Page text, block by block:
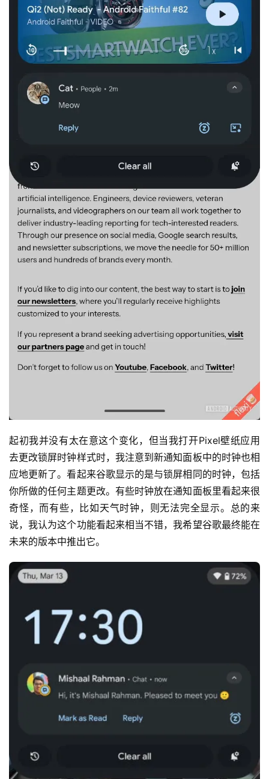
起初我并没有太在意这个变化，但当我打开Pixel壁纸应用
去更改锁屏时钟样式时，我注意到新通知面板中的时钟也相
应地更新了。看起来谷歌显示的是与锁屏相同的时钟，包括
你所做的任何主题更改。有些时钟放在通知面板里看起来很
奇怪，而有些，比如天气时钟，则无法完全显示。总的来
说，我认为这个功能看起来相当不错，我希望谷歌最终能在
未来的版本中推出它。